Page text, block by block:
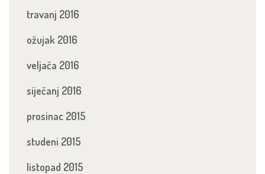
travanj 2016
ožujak 2016
veljača 2016
siječanj 2016
prosinac 2015
studeni 2015
listopad 2015